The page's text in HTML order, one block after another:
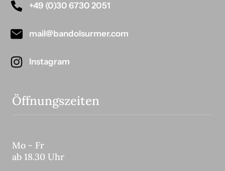
+49 (0)30 6730 2051
mail@bandolsurmer.com
Instagram
Öffnungszeiten
Mo - Fr
ab 18.30 Uhr